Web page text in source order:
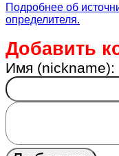
Подробнее об
определителя.
Добавить
Имя (nickname):